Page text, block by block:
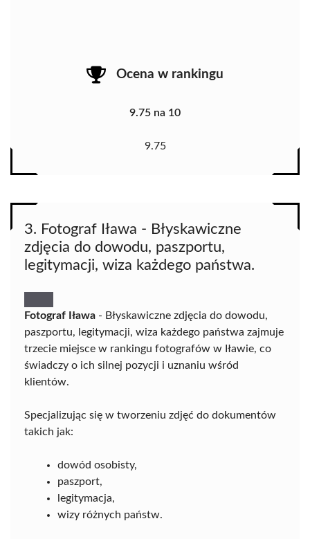
Ocena w rankingu
9.75 na 10
9.75
3. Fotograf Iława - Błyskawiczne
zdjęcia do dowodu, paszportu,
legitymacji, wiza każdego państwa.
Fotograf Iława - Błyskawiczne zdjęcia do dowodu,
paszportu, legitymacji, wiza każdego państwa zajmuje
trzecie miejsce w rankingu fotografów w Iławie, co
świadczy o ich silnej pozycji i uznaniu wśród
klientów.
Specjalizując się w tworzeniu zdjęć do dokumentów
takich jak:
dowód osobisty,
paszport,
legitymacja,
wizy różnych państw.